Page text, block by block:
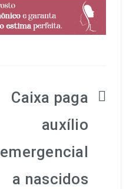
Caixa paga
auxílio
emergencial
a nascidos